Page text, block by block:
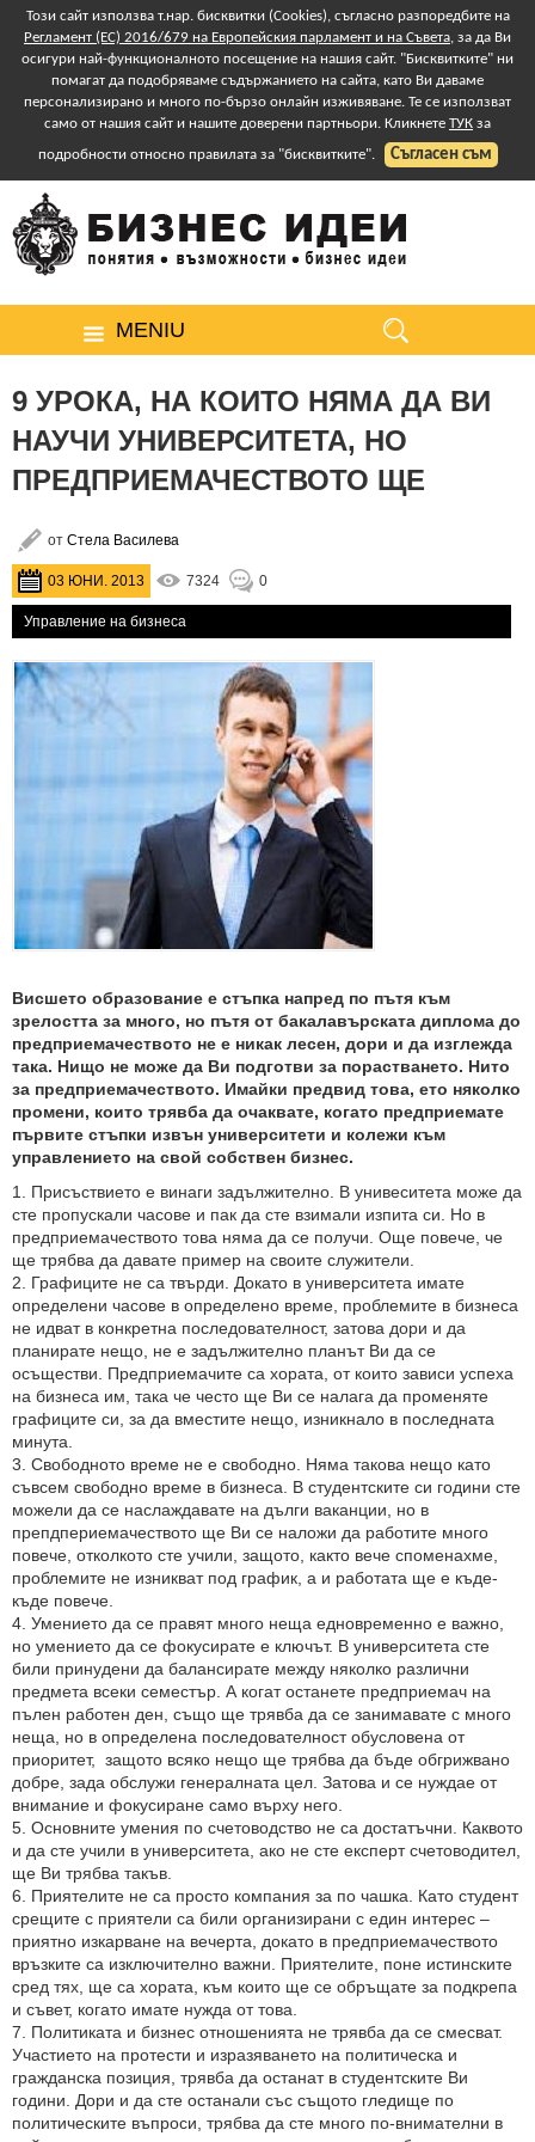
Този сайт използва т.нар. бисквитки (Cookies), съгласно разпоредбите на
Регламент (ЕС) 2016/679 на Европейския парламент и на Съвета, за да Ви
осигури най-функционалното посещение на нашия сайт. "Бисквитките" ни
помагат да подобряваме съдържанието на сайта, като Ви даваме
персонализирано и много по-бързо онлайн изживяване. Те се използват
само от нашия сайт и нашите доверени партньори. Кликнете ТУК за
подробности относно правилата за "бисквитките".
Съгласен съм
MENIU
9 УРОКА, НА КОИТО НЯМА ДА ВИ
НАУЧИ УНИВЕРСИТЕТА, НО
ПРЕДПРИЕМАЧЕСТВОТО ЩЕ
от Стела Василева
7324 0
03 ЮНИ. 2013
Управление на бизнеса
Висшето образование е стъпка напред по пътя към
зрелостта за много, но пътя от бакалавърската диплома до
предприемачеството не е никак лесен, дори и да изглежда
така. Нищо не може да Ви подготви за порастването. Нито
за предприемачеството. Имайки предвид това, ето няколко
промени, които трявба да очаквате, когато предприемате
първите стъпки извън университети и колежи към
управлението на свой собствен бизнес.
1. Присъствието е винаги задължително. В унивеситета може да
сте пропускали часове и пак да сте взимали изпита си. Но в
предприемачеството това няма да се получи. Още повече, че
ще трябва да давате пример на своите служители.
2. Графиците не са твърди. Докато в университета имате
определени часове в определено време, проблемите в бизнеса
не идват в конкретна последователност, затова дори и да
планирате нещо, не е задължително планът Ви да се
осъществи. Предприемачите са хората, от които зависи успеха
на бизнеса им, така че често ще Ви се налага да променяте
графиците си, за да вместите нещо, изникнало в последната
минута.
3. Свободното време не е свободно. Няма такова нещо като
съвсем свободно време в бизнеса. В студентските си години сте
можели да се наслаждавате на дълги ваканции, но в
препдпериемачеството ще Ви се наложи да работите много
повече, отколкото сте учили, защото, както вече споменахме,
проблемите не изникват под график, а и работата ще е къде-
къде повече.
4. Умението да се правят много неща едновременно е важно,
но умението да се фокусирате е ключът. В университета сте
били принудени да балансирате между няколко различни
предмета всеки семестър. А когат останете предприемач на
пълен работен ден, също ще трявба да се занимавате с много
неща, но в определена последователност обусловена от
приоритет, защото всяко нещо ще трябва да бъде обгрижвано
добре, зада обслужи генералната цел. Затова и се нуждае от
внимание и фокусиране само върху него.
5. Основните умения по счетоводство не са достатъчни. Каквото
и да сте учили в университета, ако не сте експерт счетоводител,
ще Ви трябва такъв.
6. Приятелите не са просто компания за по чашка. Като студент
срещите с приятели са били организирани с един интерес –
приятно изкарване на вечерта, докато в предприемачеството
връзките са изключително важни. Приятелите, поне истинските
сред тях, ще са хората, към които ще се обръщате за подкрепа
и съвет, когато имате нужда от това.
7. Политиката и бизнес отношенията не трявба да се смесват.
Участието на протести и изразяването на политическа и
гражданска позиция, трявба да останат в студентските Ви
години. Дори и да сте останали със същото гледище по
политическите въпроси, трябва да сте много по-внимателни в